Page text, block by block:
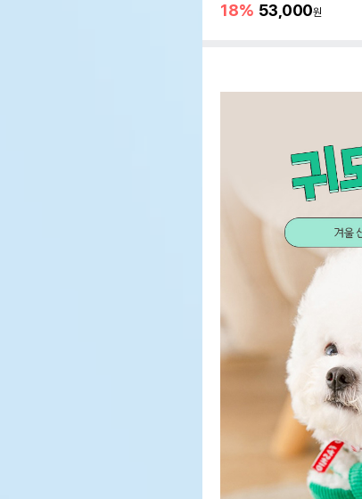
18% 53,000원